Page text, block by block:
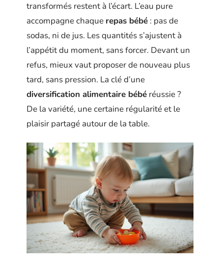
transformés restent à l’écart. L’eau pure
accompagne chaque repas bébé : pas de
sodas, ni de jus. Les quantités s’ajustent à
l’appétit du moment, sans forcer. Devant un
refus, mieux vaut proposer de nouveau plus
tard, sans pression. La clé d’une
diversification alimentaire bébé réussie ?
De la variété, une certaine régularité et le
plaisir partagé autour de la table.